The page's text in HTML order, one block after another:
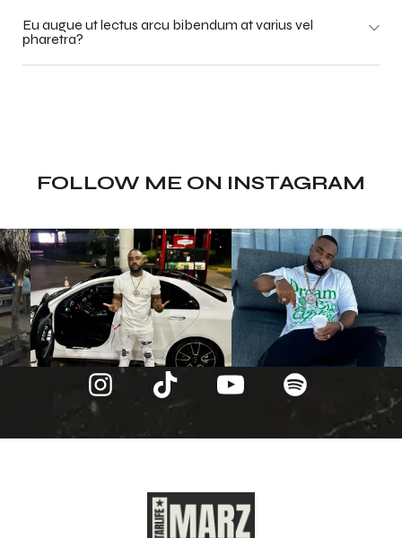
Eu augue ut lectus arcu bibendum at varius vel
pharetra?
FOLLOW ME ON INSTAGRAM